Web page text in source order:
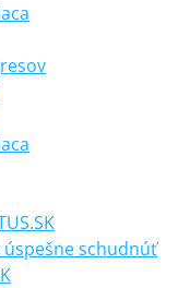
úspešne schudnúť